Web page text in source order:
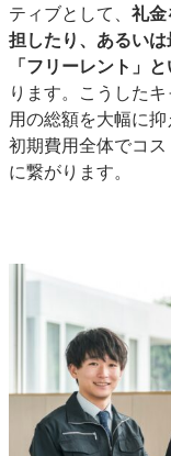
ティブとして、 礼金
担したり、あるい
「フリーレント」
ります。こうした
用の総額を大幅に
初期費用全体でコ
に繋がります。